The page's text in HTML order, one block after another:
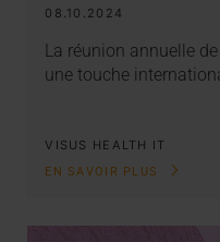
08.10.2024
La réunion annuelle
une touche
VISUS HEALTH IT
EN SAVOIR PLUS